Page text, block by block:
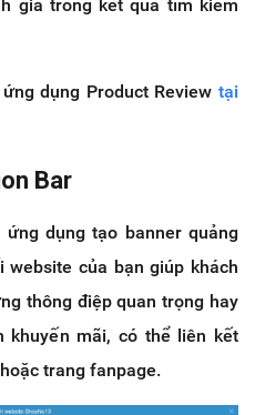
giá trong kết quả tìm kiếm
dụng Product Review tại
Bar
dụng tạo banner quảng
của bạn giúp khách
thông điệp quan trọng hay
khuyến mãi, có thể liên kết
trang fanpage.